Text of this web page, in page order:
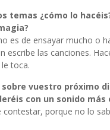
temas ¿cómo lo
es de ensayar mucho o
escribe las canciones.
toca.
vuestro próximo
con un sonido más
contestar, porque no lo